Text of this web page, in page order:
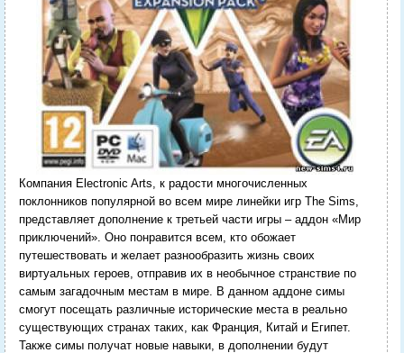
Компания Electronic Arts, к радости многочисленных
поклонников популярной во всем мире линейки игр The Sims,
представляет дополнение к третьей части игры – аддон «Мир
приключений». Оно понравится всем, кто обожает
путешествовать и желает разнообразить жизнь своих
виртуальных героев, отправив их в необычное странствие по
самым загадочным местам в мире. В данном аддоне симы
смогут посещать различные исторические места в реально
существующих странах таких, как Франция, Китай и Египет.
Также симы получат новые навыки, в дополнении будут